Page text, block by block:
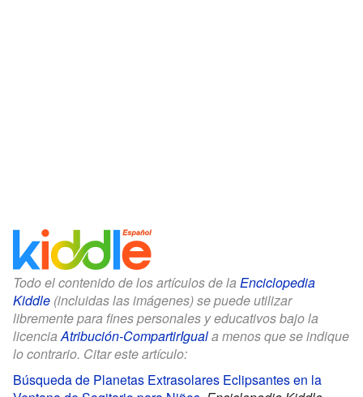
Todo el contenido de los artículos de la Enciclopedia
Kiddle (incluidas las imágenes) se puede utilizar
libremente para fines personales y educativos bajo la
licenciaAtribución-CompartirIguala menos que se indique
lo contrario. Citar este artículo:
Búsqueda de Planetas Extrasolares Eclipsantes en la